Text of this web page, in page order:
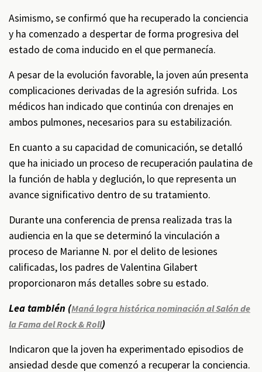
Asimismo, se confirmó que ha recuperado la conciencia
y ha comenzado a despertar de forma progresiva del
estado de coma inducido en el que permanecía.
A pesar de la evolución favorable, la joven aún presenta
complicaciones derivadas de la agresión sufrida. Los
médicos han indicado que continúa con drenajes en
ambos pulmones, necesarios para su estabilización.
En cuanto a su capacidad de comunicación, se detalló
que ha iniciado un proceso de recuperación paulatina de
la función de habla y deglución, lo que representa un
avance significativo dentro de su tratamiento.
Durante una conferencia de prensa realizada tras la
audiencia en la que se determinó la vinculación a
proceso de Marianne N. por el delito de lesiones
calificadas, los padres de Valentina Gilabert
proporcionaron más detalles sobre su estado.
Lea también (Maná logra histórica nominación al Salón de
la Fama del Rock & Roll)
Indicaron que la joven ha experimentado episodios de
ansiedad desde que comenzó a recuperar la conciencia.